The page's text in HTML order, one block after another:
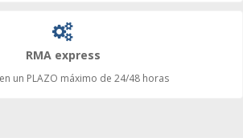
RMA express
un PLAZO máximo de 24/48 horas